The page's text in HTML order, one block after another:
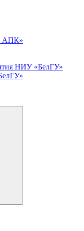
АПК»
НИУ «БелГУ»